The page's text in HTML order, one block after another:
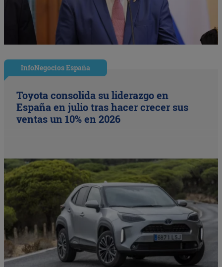
InfoNegocios España
Toyota consolida su liderazgo en
España en julio tras hacer crecer sus
ventas un 10% en 2026